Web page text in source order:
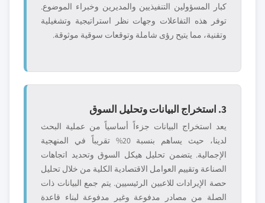
كبار المسؤولين التنفيذيين والمديرين وخبراء الموضوع.
توفر هذه التفاعلات وجهات نظر استراتيجية وتشغيلية
وتقنية، مما يتيح رؤى شاملة وتوقعات سوقية موثوقة.
3. استخراج البيانات وتحليل السوق
يعد استخراج البيانات جزءاً أساسياً من عملية البحث
لدينا، حيث يساهم بنسبة 20% تقريباً في المنهجية
الإجمالية. يتضمن تحليل هيكل السوق وتحديد اتجاهات
الصناعة وتقييم العوامل الاقتصادية الكلية من خلال تحليل
حصة الإيرادات للاعبين الرئيسيين. يتم جمع البيانات ذات
الصلة من مصادر مدفوعة وغير مدفوعة لبناء قاعدة